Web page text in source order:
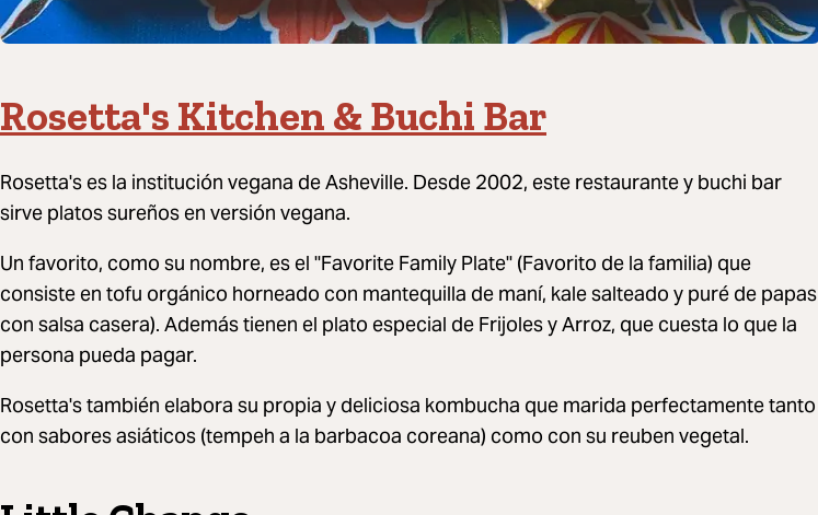
Rosetta's Kitchen & Buchi Bar
Rosetta's es la institución vegana de Asheville. Desde 2002, este restaurante y buchi bar
sirve platos sureños en versión vegana.
Un favorito, como su nombre, es el "Favorite Family Plate" (Favorito de la familia) que
consiste en tofu orgánico horneado con mantequilla de maní, kale salteado y puré de papas
con salsa casera). Además tienen el plato especial de Frijoles y Arroz, que cuesta lo que la
persona pueda pagar.
Rosetta's también elabora su propia y deliciosa kombucha que marida perfectamente tanto
con sabores asiáticos (tempeh a la barbacoa coreana) como con su reuben vegetal.